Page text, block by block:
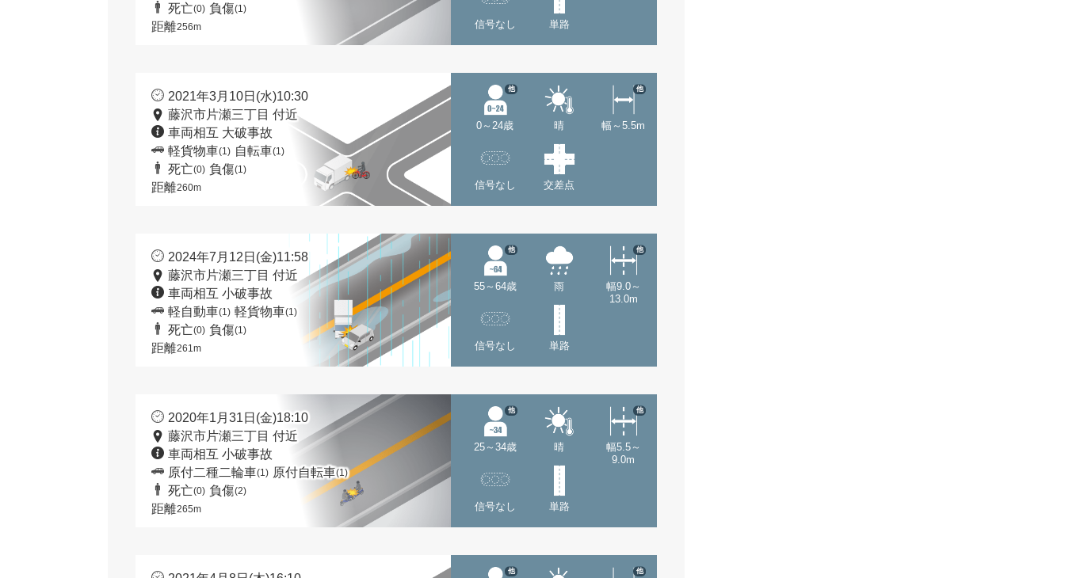
死亡(0) 負傷(1)
距離256m 信号なし 単路
2021年3月10日(水)10:30
藤沢市片瀬三丁目 付近
車両相互 大破事故
軽貨物車(1) 自転車(1)
死亡(0) 負傷(1)
距離260m
0～24歳
他
晴 幅～5.5m
他
信号なし 交差点
2024年7月12日(金)11:58
藤沢市片瀬三丁目 付近
車両相互 小破事故
軽自動車(1) 軽貨物車(1)
死亡(0) 負傷(1)
距離261m
55～64歳
他
雨
幅9.0～
13.0m
他
信号なし 単路
2020年1月31日(金)18:10
藤沢市片瀬三丁目 付近
車両相互 小破事故
原付二種二輪車(1) 原付自転車(1)
死亡(0) 負傷(2)
距離265m
25～34歳
他
晴
幅5.5～
9.0m
他
信号なし 単路
他 他